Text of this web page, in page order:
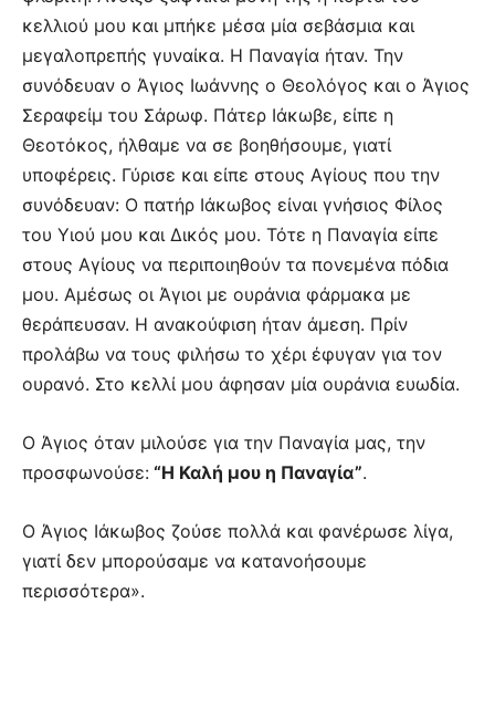
κελλιού μου και μπήκε μέσα μία σεβάσμια και
μεγαλοπρεπής γυναίκα. Η Παναγία ήταν. Την
συνόδευαν ο Άγιος Ιωάννης ο Θεολόγος και ο Άγιος
Σεραφείμ του Σάρωφ. Πάτερ Ιάκωβε, είπε η
Θεοτόκος, ήλθαμε να σε βοηθήσουμε, γιατί
υποφέρεις. Γύρισε και είπε στους Αγίους που την
συνόδευαν: Ο πατήρ Ιάκωβος είναι γνήσιος Φίλος
του Υιού μου και Δικός μου. Τότε η Παναγία είπε
στους Αγίους να περιποιηθούν τα πονεμένα πόδια
μου. Αμέσως οι Άγιοι με ουράνια φάρμακα με
θεράπευσαν. Η ανακούφιση ήταν άμεση. Πρίν
προλάβω να τους φιλήσω το χέρι έφυγαν για τον
ουρανό. Στο κελλί μου άφησαν μία ουράνια ευωδία.
Ο Άγιος όταν μιλούσε για την Παναγία μας, την
προσφωνούσε: “Η Καλή μου η Παναγία”.
Ο Άγιος Ιάκωβος ζούσε πολλά και φανέρωσε λίγα,
γιατί δεν μπορούσαμε να κατανοήσουμε
περισσότερα».